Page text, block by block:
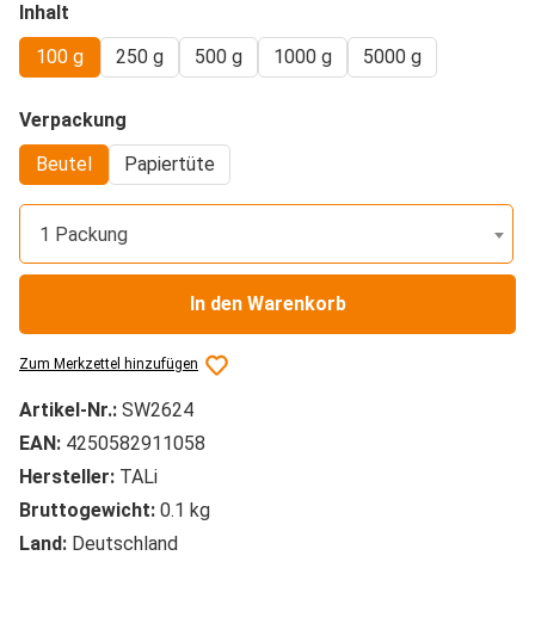
Inhalt
100 g
250 g 500 g 1000 g 5000 g
Verpackung
Beutel
Papiertüte
1 Packung
In den Warenkorb
Zum Merkzettel hinzufügen
Artikel-Nr.: SW2624
EAN: 4250582911058
Hersteller: TALi
Bruttogewicht: 0.1 kg
Land: Deutschland